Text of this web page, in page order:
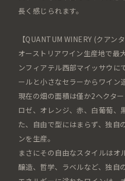
長く感じられます。
【QUANTUM WINERY (クアン
オーストリアワイン生産地で最
ンフィアテル西部マイッサウに
ールと小さなセラーからワイン
現在の畑の面積は僅か2ヘクタ
ロゼ、オレンジ、赤、白葡萄、
た、自由で型にはまらず、独自
ンを生産。
まさにその自由なスタイルはオ
醸造、哲学、ラベルなど、独自